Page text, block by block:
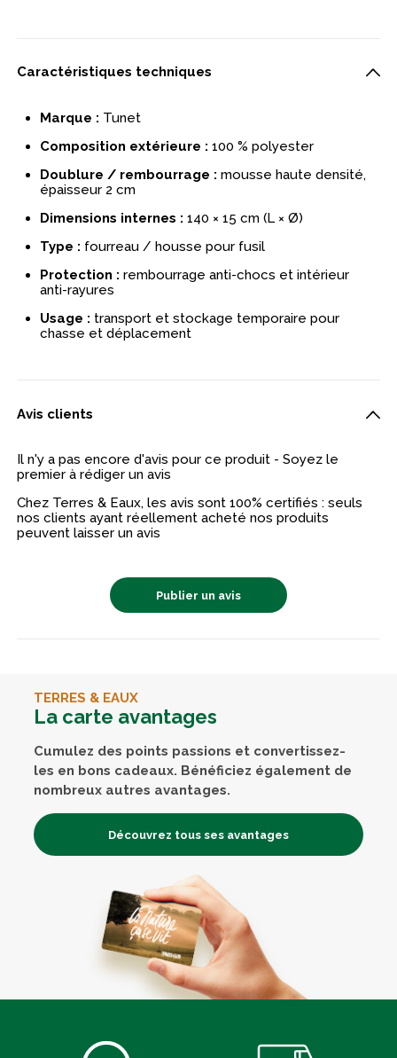
Caractéristiques techniques
Marque : Tunet
Composition extérieure : 100 % polyester
Doublure / rembourrage : mousse haute densité,
épaisseur 2 cm
Dimensions internes : 140 × 15 cm (L × Ø)
Type : fourreau / housse pour fusil
Protection : rembourrage anti-chocs et intérieur
anti-rayures
Usage : transport et stockage temporaire pour
chasse et déplacement
Avis clients
Il n'y a pas encore d'avis pour ce produit - Soyez le
premier à rédiger un avis
Chez Terres & Eaux, les avis sont 100% certifiés : seuls
nos clients ayant réellement acheté nos produits
peuvent laisser un avis
Publier un avis
TERRES & EAUX
La carte avantages
Cumulez des points passions et convertissez-
les en bons cadeaux. Bénéficiez également de
nombreux autres avantages.
Découvrez tous ses avantages